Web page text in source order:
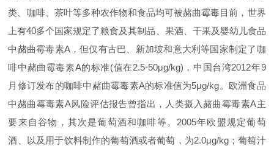
类、咖啡、茶叶等多种农作物和食品均可被赭曲霉毒目前，世界
上有40多个国家规定了粮食及其制品、果酒、干果及婴幼儿食品
中赭曲霉毒素A，但仅有古巴、新加坡和意大利等国家制定了咖
啡中赭曲霉毒素A的标准(值在2.5-50μg/kg)，中国台湾2012年9
月修订发布的咖啡中赭曲霉毒素A的标准值为5μg/kg。欧洲食品
中赭曲霉毒素A风险评估报告曾指出，人类摄入赭曲霉毒素A主
要来自谷物，其次是葡萄酒和咖啡等。2005年欧盟规定葡萄
酒、以及用于饮料制作的葡萄酒或者葡萄，为2.0μg/kg；葡萄汁